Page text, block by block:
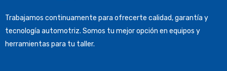
Trabajamos continuamente para ofrecerte calidad, garantía y
tecnología automotriz. Somos tu mejor opción en equipos y
herramientas para tu taller.